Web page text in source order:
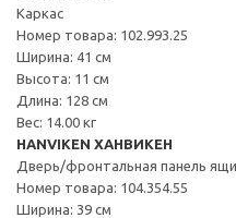
Каркас
Номер товара: 102.993.25
Ширина: 41 см
Высота: 11 см
Длина: 128 см
Вес: 14.00 кг
HANVIKEN ХАНВИКЕН
Дверь/фронтальная панель
Номер товара: 104.354.55
Ширина: 39 см